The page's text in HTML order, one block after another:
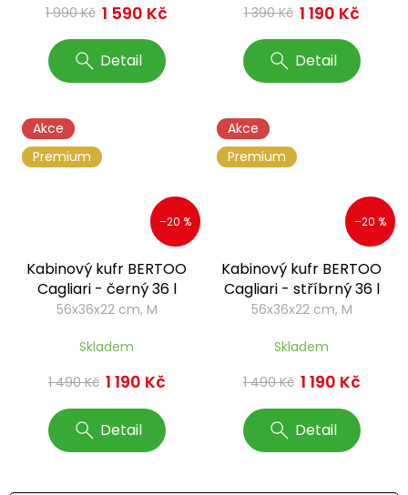
1 990 Kč 1 590 Kč
Detail
1 390 Kč 1 190 Kč
Detail
Akce
Premium
–20 %
Kabinový kufr BERTOO
Cagliari - černý 36 l
56x36x22 cm, M
Skladem
1 490 Kč 1 190 Kč
Detail
Akce
Premium
–20 %
Kabinový kufr BERTOO
Cagliari - stříbrný 36 l
56x36x22 cm, M
Skladem
1 490 Kč 1 190 Kč
Detail